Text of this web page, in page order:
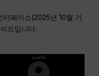
터페이스(2025년 10월 기
드입니다: